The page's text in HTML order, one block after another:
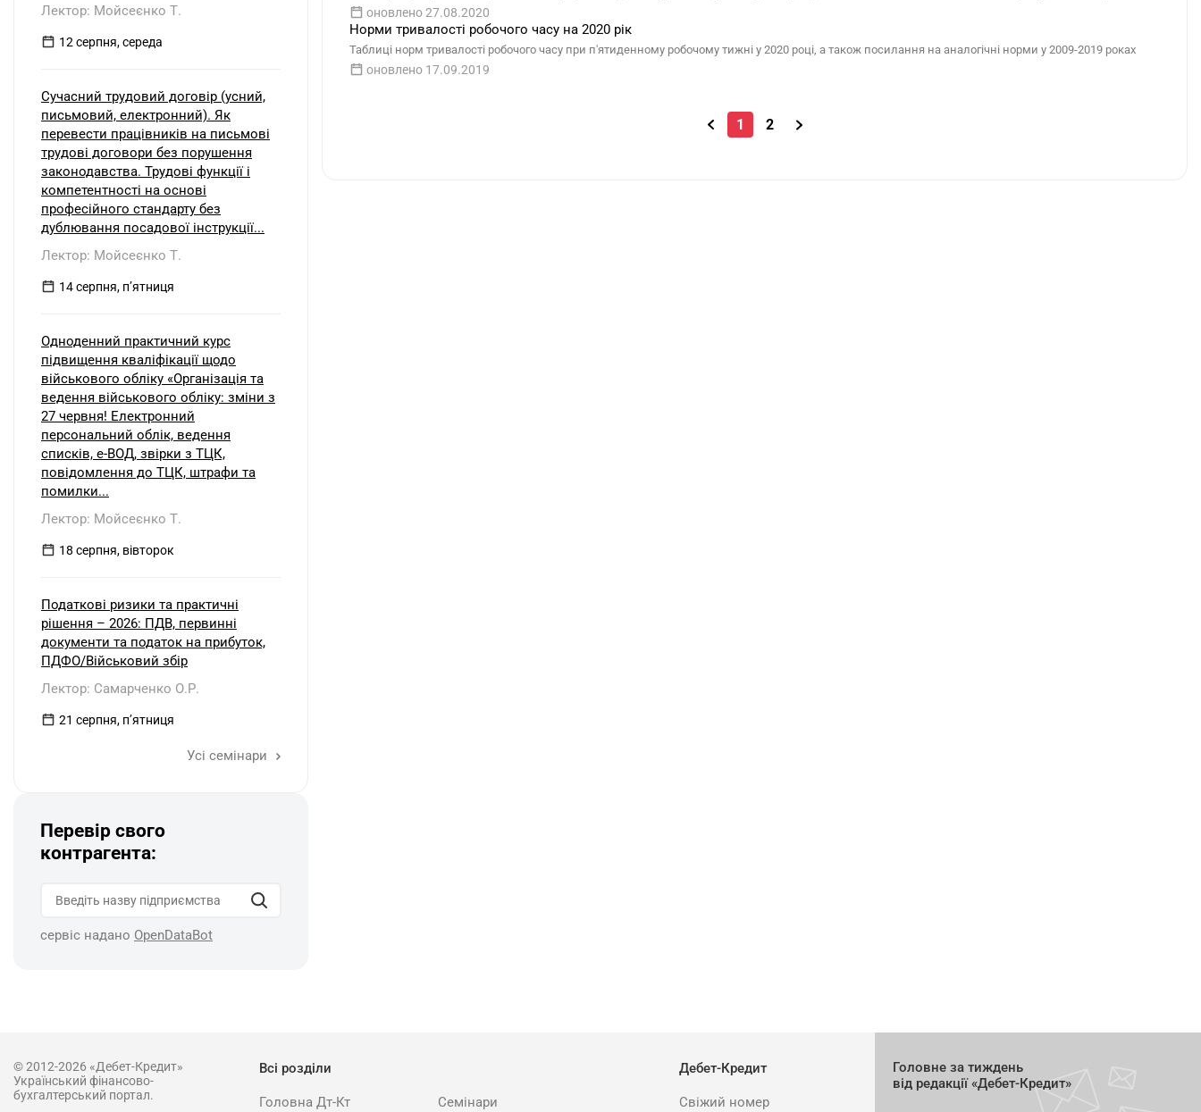
оновлено 27.08.2020
Норми тривалості робочого часу на 2020 рік
Таблиці норм тривалості робочого часу при п'ятиденному робочому тижні у 2020 році, а також посилання на аналогічні норми у 2009-2019 роках
оновлено 17.09.2019
1 2
Лектор: Мойсеєнко Т.
12 серпня, середа
Сучасний трудовий договір (усний,
письмовий, електронний). Як
перевести працівників на письмові
трудові договори без порушення
законодавства. Трудові функції і
компетентності на основі
професійного стандарту без
дублювання посадової інструкції...
Лектор: Мойсеєнко Т.
14 серпня, пʼятниця
Одноденний практичний курс
підвищення кваліфікації щодо
військового обліку «Організація та
ведення військового обліку: зміни з
27 червня! Електронний
персональний облік, ведення
списків, е-ВОД, звірки з ТЦК,
повідомлення до ТЦК, штрафи та
помилки...
Лектор: Мойсеєнко Т.
18 серпня, вівторок
Податкові ризики та практичні
рішення – 2026: ПДВ, первинні
документи та податок на прибуток,
ПДФО/Військовий збір
Лектор: Самарченко О.Р.
21 серпня, пʼятниця
Усі семінари
Перевір свого
контрагента:
сервіс надано OpenDataBot
© 2012-2026 «Дебет-Кредит»
Український фінансово-
бухгалтерський портал.
Всі розділи
Головна Дт-Кт Семінари
Дебет-Кредит
Свіжий номер
Головне за тиждень
від редакції «Дебет-Кредит»